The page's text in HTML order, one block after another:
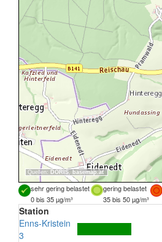
Quellen: DORIS, basemap.at
sehr gering belastet gering belastet
0 bis 35 µg/m³
35 bis 50 µg/m³
Station
Enns-Kristein
3